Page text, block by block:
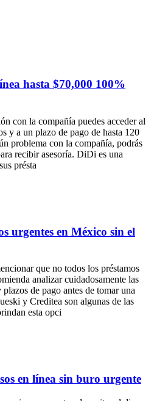
hasta $70,000 100%
con la compañía puedes acceder al
y a un plazo de pago de hasta 120
problema con la compañía, podrás
recibir asesoría. DiDi es una
présta
urgentes en México sin el
que no todos los préstamos
analizar cuidadosamente las
de pago antes de tomar una
y Creditea son algunas de las
esta opci
en línea sin buro urgente